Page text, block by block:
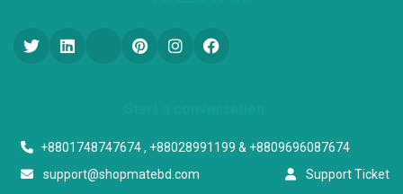
+8801748747674 , +88028991199 & +8809696087674
support@shopmatebd.com
Support Ticket